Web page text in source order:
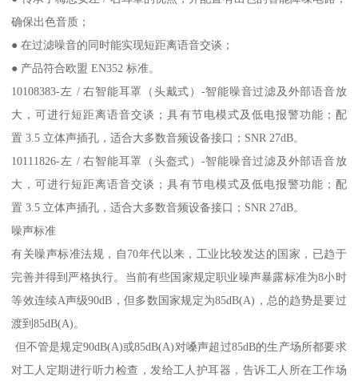
确保出色音质；
● 在过滤噪音的同时能实现短距离语音交谈；
● 产品符合欧盟 EN352 标准。
10108383-左 / 右智能耳罩（头戴式）-智能噪音过滤及外部语音放
大，可进行短距离语音交谈；具有节电模式及低电报警功能；配
置 3.5 立体声插孔，适合大多数音频设备接口；SNR 27dB。
10111826-左 / 右智能耳罩（头盔式）-智能噪音过滤及外部语音放
大，可进行短距离语音交谈；具有节电模式及低电报警功能；配
置 3.5 立体声插孔，适合大多数音频设备接口；SNR 27dB。
噪声标准
有关噪声标准法规，自70年代以来，工业比较发达的国家，已趋于
完善并得到严格执行。当前有些国家规定职业噪声暴露标准为8小时
等效连续A声级90dB，但多数国家规定为85dB(A)，总的趋势是要过
渡到85dB(A)。
但不管是规定90dB(A)或85dB(A)对嗓声超过85dB的生产场所都要求
对工人定期进行听力检查，发给工人护耳器，告诉工人所在工作场